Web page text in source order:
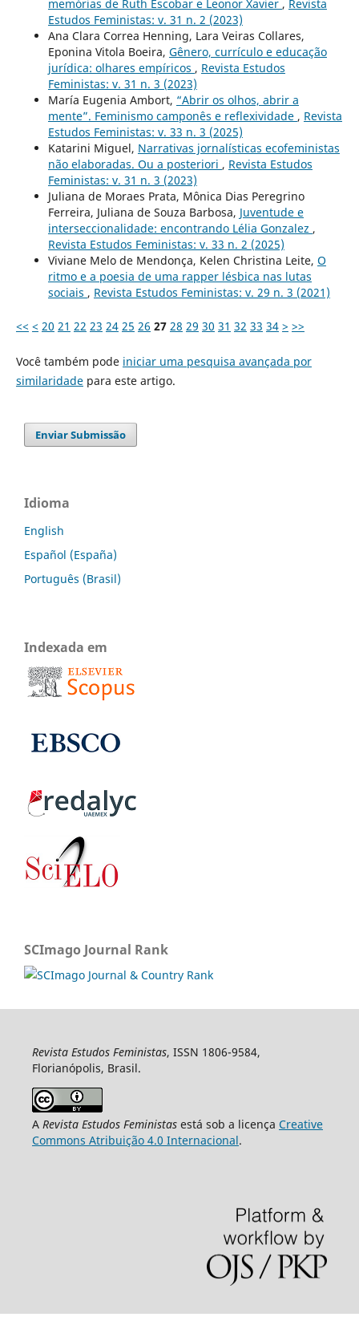
memórias de Ruth Escobar e Leonor Xavier , Revista
Estudos Feministas: v. 31 n. 2 (2023)
Ana Clara Correa Henning, Lara Veiras Collares,
Eponina Vitola Boeira, Gênero, currículo e educação
jurídica: olhares empíricos , Revista Estudos
Feministas: v. 31 n. 3 (2023)
María Eugenia Ambort, “Abrir os olhos, abrir a
mente”. Feminismo camponês e reflexividade , Revista
Estudos Feministas: v. 33 n. 3 (2025)
Katarini Miguel, Narrativas jornalísticas ecofeministas
não elaboradas. Ou a posteriori , Revista Estudos
Feministas: v. 31 n. 3 (2023)
Juliana de Moraes Prata, Mônica Dias Peregrino
Ferreira, Juliana de Souza Barbosa, Juventude e
interseccionalidade: encontrando Lélia Gonzalez ,
Revista Estudos Feministas: v. 33 n. 2 (2025)
Viviane Melo de Mendonça, Kelen Christina Leite, O
ritmo e a poesia de uma rapper lésbica nas lutas
sociais , Revista Estudos Feministas: v. 29 n. 3 (2021)
<< < 20 21 22 23 24 25 26 27 28 29 30 31 32 33 34 > >>
Você também pode iniciar uma pesquisa avançada por
similaridadepara este artigo.
Enviar Submissão
Idioma
English
Español (España)
Português (Brasil)
Indexada em
SCImago Journal Rank
Revista Estudos Feministas, ISSN 1806-9584,
Florianópolis, Brasil.
A Revista Estudos Feministasestá sob a licença Creative
Commons Atribuição 4.0 Internacional.